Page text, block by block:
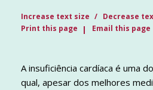
Increase text size
Decrease
Print this page
Email this page
A insuficiência cardíaca é uma
qual, apesar dos melhores